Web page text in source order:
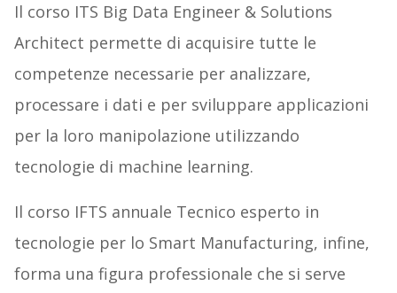
Il corso ITS Big Data Engineer & Solutions
Architect permette di acquisire tutte le
competenze necessarie per analizzare,
processare i dati e per sviluppare applicazioni
per la loro manipolazione utilizzando
tecnologie di machine learning.
Il corso IFTS annuale Tecnico esperto in
tecnologie per lo Smart Manufacturing, infine,
forma una figura professionale che si serve